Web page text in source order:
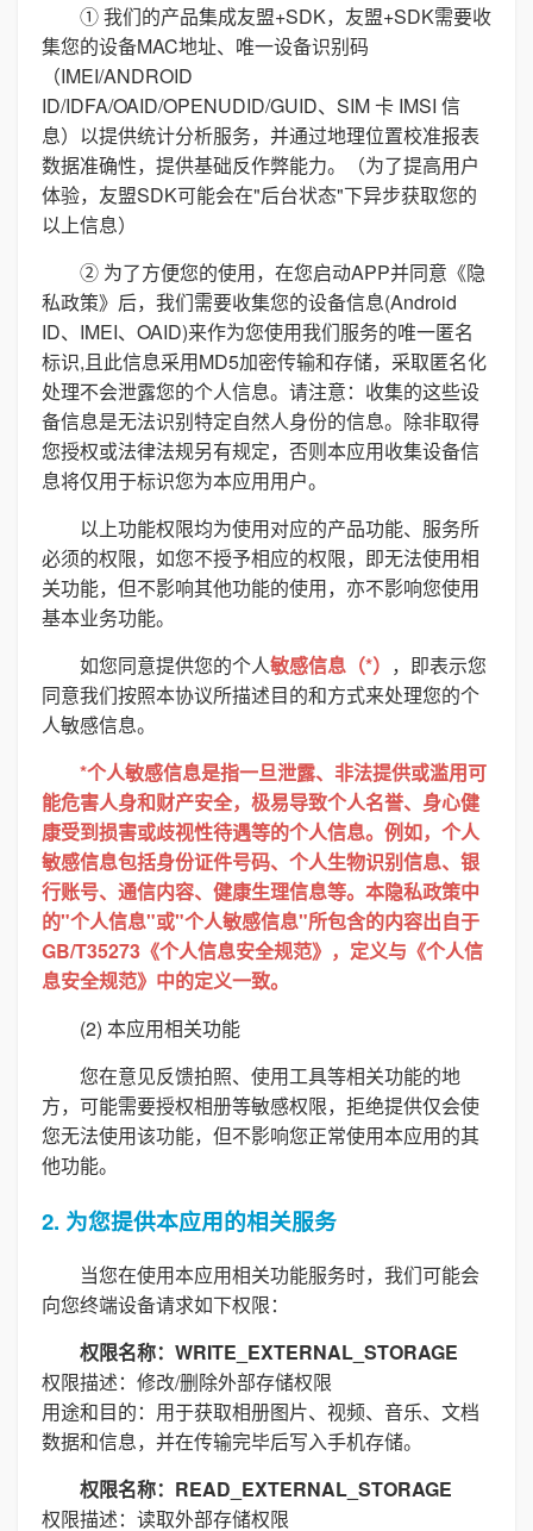
① 我们的产品集成友盟+SDK，友盟+SDK需要收
集您的设备MAC地址、唯一设备识别码
（IMEI/ANDROID
ID/IDFA/OAID/OPENUDID/GUID、SIM 卡 IMSI 信
息）以提供统计分析服务，并通过地理位置校准报表
数据准确性，提供基础反作弊能力。（为了提高用户
体验，友盟SDK可能会在"后台状态"下异步获取您的
以上信息）
② 为了方便您的使用，在您启动APP并同意《隐
私政策》后，我们需要收集您的设备信息(Android
ID、IMEI、OAID)来作为您使用我们服务的唯一匿名
标识,且此信息采用MD5加密传输和存储，采取匿名化
处理不会泄露您的个人信息。请注意：收集的这些设
备信息是无法识别特定自然人身份的信息。除非取得
您授权或法律法规另有规定，否则本应用收集设备信
息将仅用于标识您为本应用用户。
以上功能权限均为使用对应的产品功能、服务所
必须的权限，如您不授予相应的权限，即无法使用相
关功能，但不影响其他功能的使用，亦不影响您使用
基本业务功能。
如您同意提供您的个人敏感信息（*） ，即表示您
同意我们按照本协议所描述目的和方式来处理您的个
人敏感信息。
*个人敏感信息是指一旦泄露、非法提供或滥用可
能危害人身和财产安全，极易导致个人名誉、身心健
康受到损害或歧视性待遇等的个人信息。例如，个人
敏感信息包括身份证件号码、个人生物识别信息、银
行账号、通信内容、健康生理信息等。本隐私政策中
的"个人信息"或"个人敏感信息"所包含的内容出自于
GB/T35273《个人信息安全规范》，定义与《个人信
息安全规范》中的定义一致。
(2) 本应用相关功能
您在意见反馈拍照、使用工具等相关功能的地
方，可能需要授权相册等敏感权限，拒绝提供仅会使
您无法使用该功能，但不影响您正常使用本应用的其
他功能。
2. 为您提供本应用的相关服务
当您在使用本应用相关功能服务时，我们可能会
向您终端设备请求如下权限：
权限名称：WRITE_EXTERNAL_STORAGE
权限描述：修改/删除外部存储权限
用途和目的：用于获取相册图片、视频、音乐、文档
数据和信息，并在传输完毕后写入手机存储。
权限名称：READ_EXTERNAL_STORAGE
权限描述：读取外部存储权限